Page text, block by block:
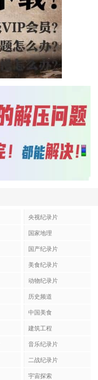
央视纪录片
国家地理
国产纪录片
美食纪录片
动物纪录片
历史频道
中国美食
建筑工程
音乐纪录片
二战纪录片
宇宙探索